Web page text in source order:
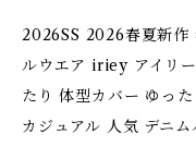
2026SS 2026春夏新作
ルウエア iriey アイリ
たり 体型カバー ゆっ
カジュアル 人気 デニ